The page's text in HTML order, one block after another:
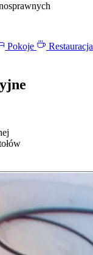
Pokoje Restauracja